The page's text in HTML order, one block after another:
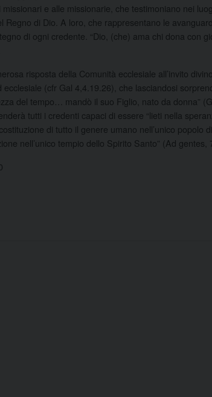
e alle missionarie, che testimoniano nei
Regno di Dio. A loro, che rappresentano le
di ogni credente. “Dio, (che) ama chi dona con
risposta della Comunità ecclesiale all’invito
(cfr Gal 4,4.19.26), che lasciandosi
del tempo… mandò il suo Figlio, nato da donna”
tutti i credenti capaci di essere “lieti nella
di tutto il genere umano nell’unico popolo
nell’unico tempio dello Spirito Santo” (Ad gentes,